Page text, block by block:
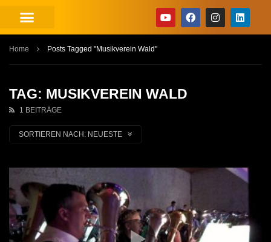
Home Posts Tagged "Musikverein Wald"
TAG: MUSIKVEREIN WALD
1 BEITRÄGE
SORTIEREN NACH: NEUESTE